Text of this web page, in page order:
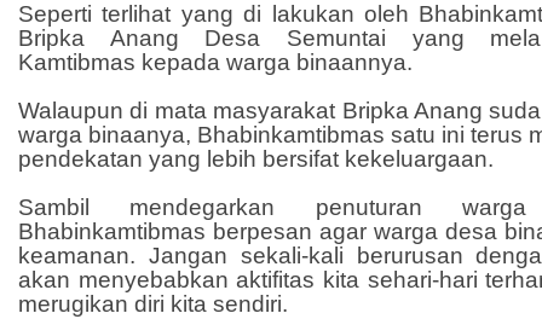
Seperti terlihat yang di lakukan oleh
Bripka Anang Desa Semuntai yang
Kamtibmas kepada warga binaannya.
Walaupun di mata masyarakat Bripka Anang
warga binaanya, Bhabinkamtibmas satu ini terus
pendekatan yang lebih bersifat kekeluargaan.
Sambil mendegarkan penuturan
Bhabinkamtibmas berpesan agar warga desa
keamanan. Jangan sekali-kali berurusan
akan menyebabkan aktifitas kita sehari-hari
merugikan diri kita sendiri.